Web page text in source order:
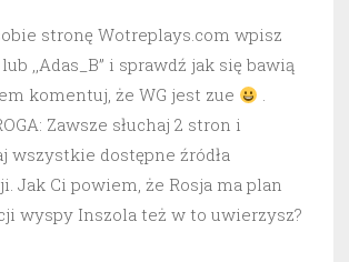
stronę Wotreplays.com wpisz
lub ,,Adas_B” i sprawdź jak się bawią
komentuj, że WG jest zue
.
Zawsze słuchaj 2 stron i
wszystkie dostępne źródła
Jak Ci powiem, że Rosja ma plan
wyspy Inszola też w to uwierzysz?